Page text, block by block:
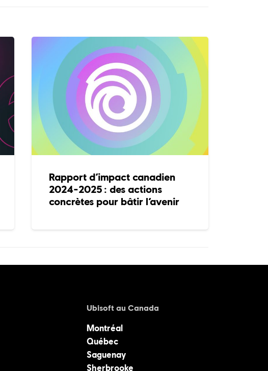
Rapport d’impact canadien
2024-2025 : des actions
concrètes pour bâtir l’avenir
Ubisoft au Canada
Montréal
Québec
Saguenay
Sherbrooke